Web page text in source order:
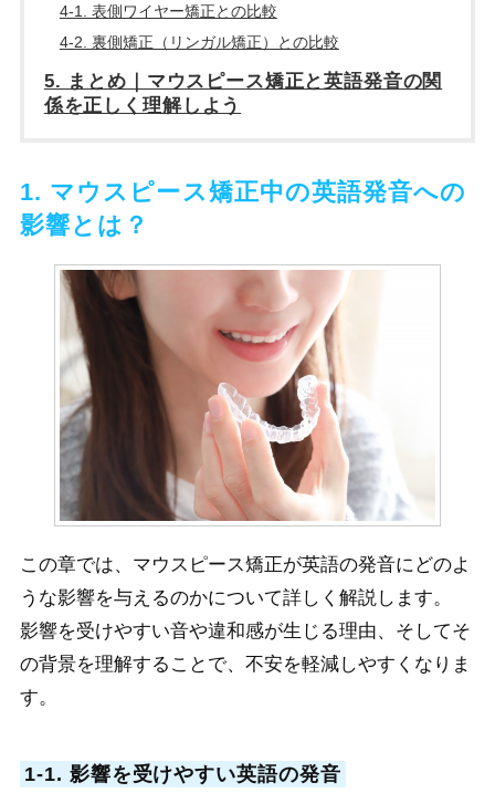
4-1. 表側ワイヤー矯正との比較
4-2. 裏側矯正（リンガル矯正）との比較
5. まとめ｜マウスピース矯正と英語発音の関
係を正しく理解しよう
1. マウスピース矯正中の英語発音への
影響とは？
この章では、マウスピース矯正が英語の発音にどのよ
うな影響を与えるのかについて詳しく解説します。
影響を受けやすい音や違和感が生じる理由、そしてそ
の背景を理解することで、不安を軽減しやすくなりま
す。
1-1. 影響を受けやすい英語の発音